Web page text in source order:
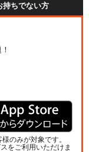
持ちでない方
のみが対象です。
をご利用いただけま